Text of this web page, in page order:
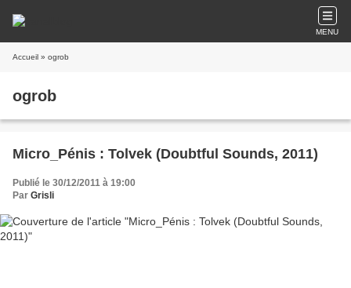
MENU
Accueil » ogrob
ogrob
Micro_Pénis : Tolvek (Doubtful Sounds, 2011)
Publié le 30/12/2011 à 19:00
Par Grisli